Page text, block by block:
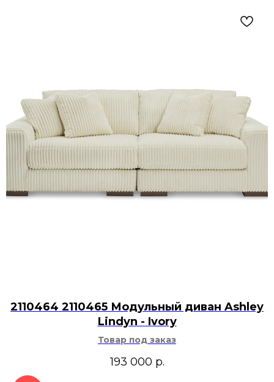
2110464 2110465 Модульный диван Ashley
Lindyn - Ivory
Товар под заказ
193 000 р.